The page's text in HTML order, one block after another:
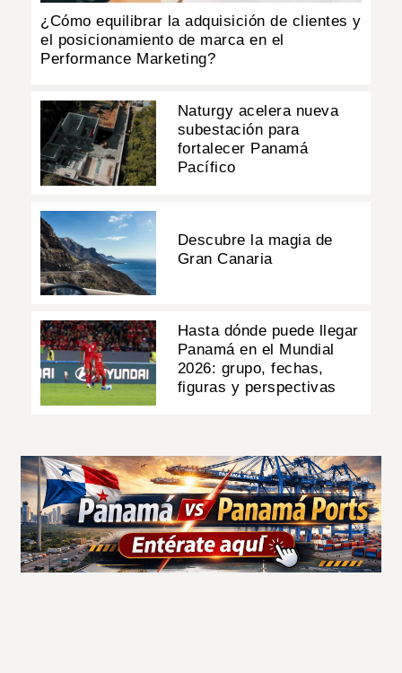
¿Cómo equilibrar la adquisición de clientes y
el posicionamiento de marca en el
Performance Marketing?
Naturgy acelera nueva
subestación para
fortalecer Panamá
Pacífico
Descubre la magia de
Gran Canaria
Hasta dónde puede llegar
Panamá en el Mundial
2026: grupo, fechas,
figuras y perspectivas